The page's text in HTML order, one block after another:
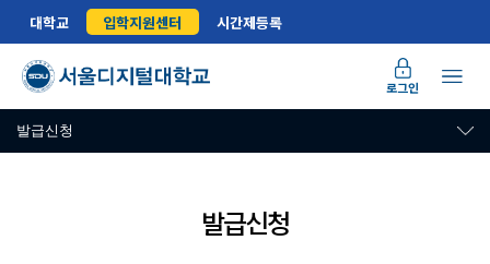
대학교 입학지원센터 시간제등록
로그인
발급신청
발급신청